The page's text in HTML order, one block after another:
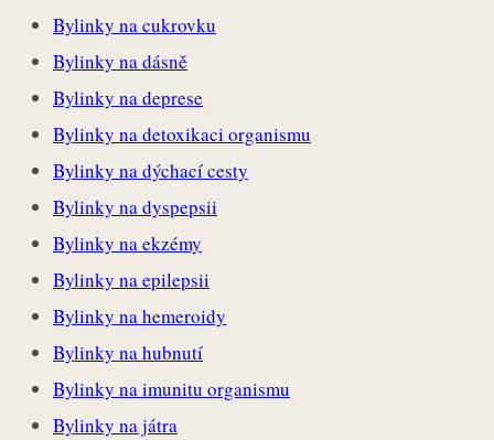
Bylinky na cukrovku
Bylinky na dásně
Bylinky na deprese
Bylinky na detoxikaci organismu
Bylinky na dýchací cesty
Bylinky na dyspepsii
Bylinky na ekzémy
Bylinky na epilepsii
Bylinky na hemeroidy
Bylinky na hubnutí
Bylinky na imunitu organismu
Bylinky na játra